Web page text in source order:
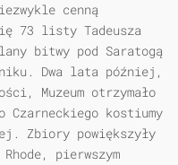
cenną
73 listy Tadeusza
bitwy pod Saratogą
Dwa lata później,
Muzeum otrzymało
Czarneckiego kostiumy
Zbiory powiększyły
pierwszym